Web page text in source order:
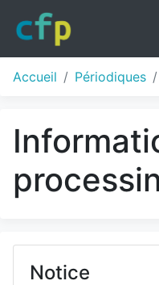
Accueil Périodiques
Notice